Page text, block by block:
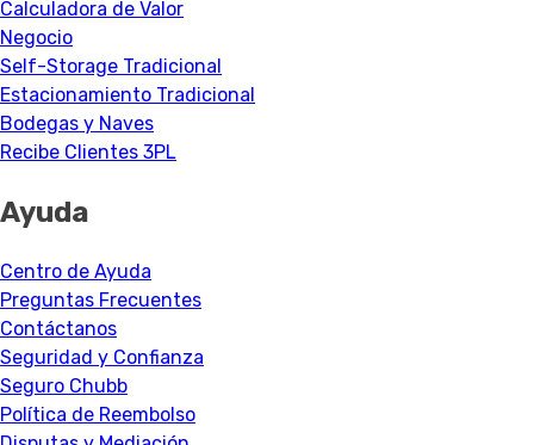
Calculadora de Valor
Negocio
Self-Storage Tradicional
Estacionamiento Tradicional
Bodegas y Naves
Recibe Clientes 3PL
Ayuda
Centro de Ayuda
Preguntas Frecuentes
Contáctanos
Seguridad y Confianza
Seguro Chubb
Política de Reembolso